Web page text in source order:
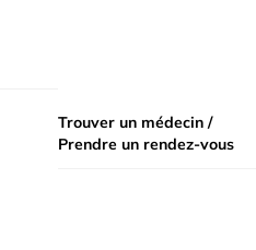
Trouver un médecin /
Prendre un rendez-vous